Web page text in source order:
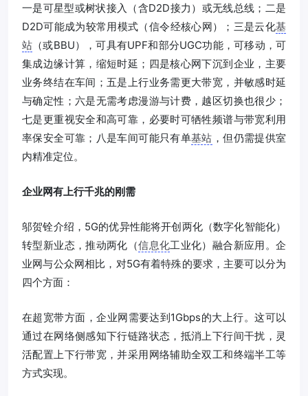
一是可星型或树状接入（含D2D接力）或无线总线；二是
D2D可能成为较常用模式（信令经核心网）；三是云化基
站 （或BBU），可具有UPF和部分UGC功能，可移动，可
集成边缘计算，缩短时延；四是核心网下沉到企业，主要
业务终结在车间；五是上行业务需更大带宽，并敏感时延
与确定性；六是无需考虑漫游与计费，越区切换也很少；
七是更重视安全和高可靠，必要时可牺牲频谱与带宽利用
率保安全可靠；八是车间可能只有单基站 ，但仍需提供室
内精准定位。
企业网有上行千兆的刚需
邬贺铨介绍，5G的优异性能将开创两化（数字化智能化）
转型新业态，推动两化（信息化工业化）融合新应用。企
业网与公众网相比，对5G有着特殊的要求，主要可以分为
四个方面：
在超宽带方面，企业网需要达到1Gbps的大上行。这可以
通过在网络侧感知下行链路状态，抵消上下行间干扰，灵
活配置上下行带宽，并采用网络辅助全双工和终端半工等
方式实现。